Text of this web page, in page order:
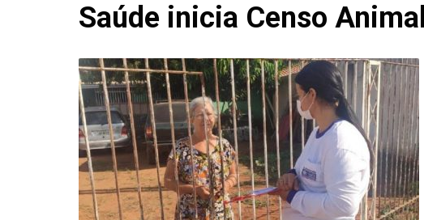
Saúde inicia Censo